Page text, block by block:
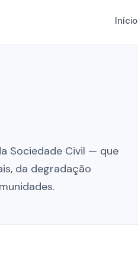
Início
Sociedade Civil — que
da degradação